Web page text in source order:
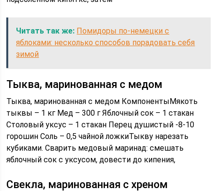
Читать так же: Помидоры по-немецки с
яблоками: несколько способов порадовать себя
зимой
Тыква, маринованная с медом
Тыква, маринованная с медом КомпонентыМякоть
тыквы – 1 кг Мед – 300 г Яблочный сок – 1 стакан
Столовый уксус – 1 стакан Перец душистый -8-10
горошин Соль – 0,5 чайной ложкиТыкву нарезать
кубиками. Сварить медовый маринад: смешать
яблочный сок с уксусом, довести до кипения,
Свекла, маринованная с хреном